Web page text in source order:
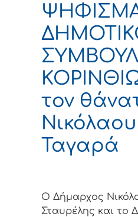
τον
Νικόλαου
Ταγαρά
Ο Δήμαρχος
Σταυρέλης και το